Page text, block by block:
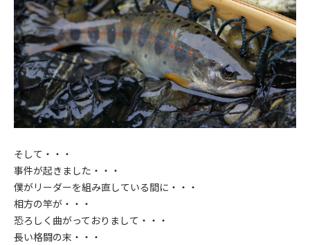
そして・・・
事件が起きました・・・
僕がリーダーを組み直している間に・・・
相方の竿が・・・
恐ろしく曲がっておりまして・・・
長い格闘の末・・・